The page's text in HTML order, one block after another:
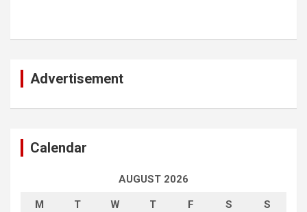
Advertisement
Calendar
AUGUST 2026
M T W T F S S